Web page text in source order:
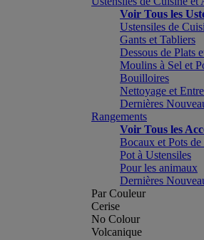
Voir Tous les
Ustensiles de
Gants et Tabliers
Dessous de Plats
Moulins à Sel et
Bouilloires
Nettoyage et
Dernières
Rangements
Voir Tous les
Bocaux et Pots
Pot à Ustensiles
Pour les animaux
Dernières
Par Couleur
Cerise
No Colour
Volcanique